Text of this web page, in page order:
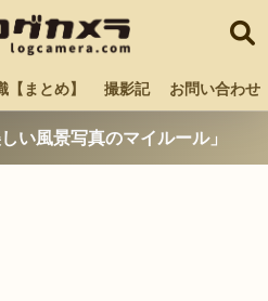
まとめ】 撮影記 お問い合わせ
い風景写真のマイルール」